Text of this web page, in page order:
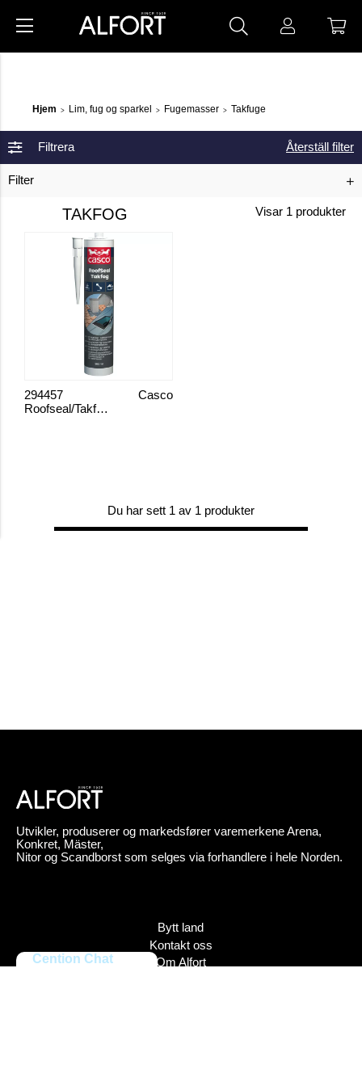
Hjem > Lim, fug og sparkel > Fugemasser > Takfuge
Filtrera
Filter
Återställ filter
TAKFOG Visar 1 produkter
Roofseal/Takfuge
Casco
294457
Du har sett 1 av 1 produkter
Utvikler, produserer og markedsfører varemerkene Arena,
Konkret, Mäster,
Nitor og Scandborst som selges via forhandlere i hele Norden.
Bytt land
Kontakt oss
Om Alfort
Cention Chat